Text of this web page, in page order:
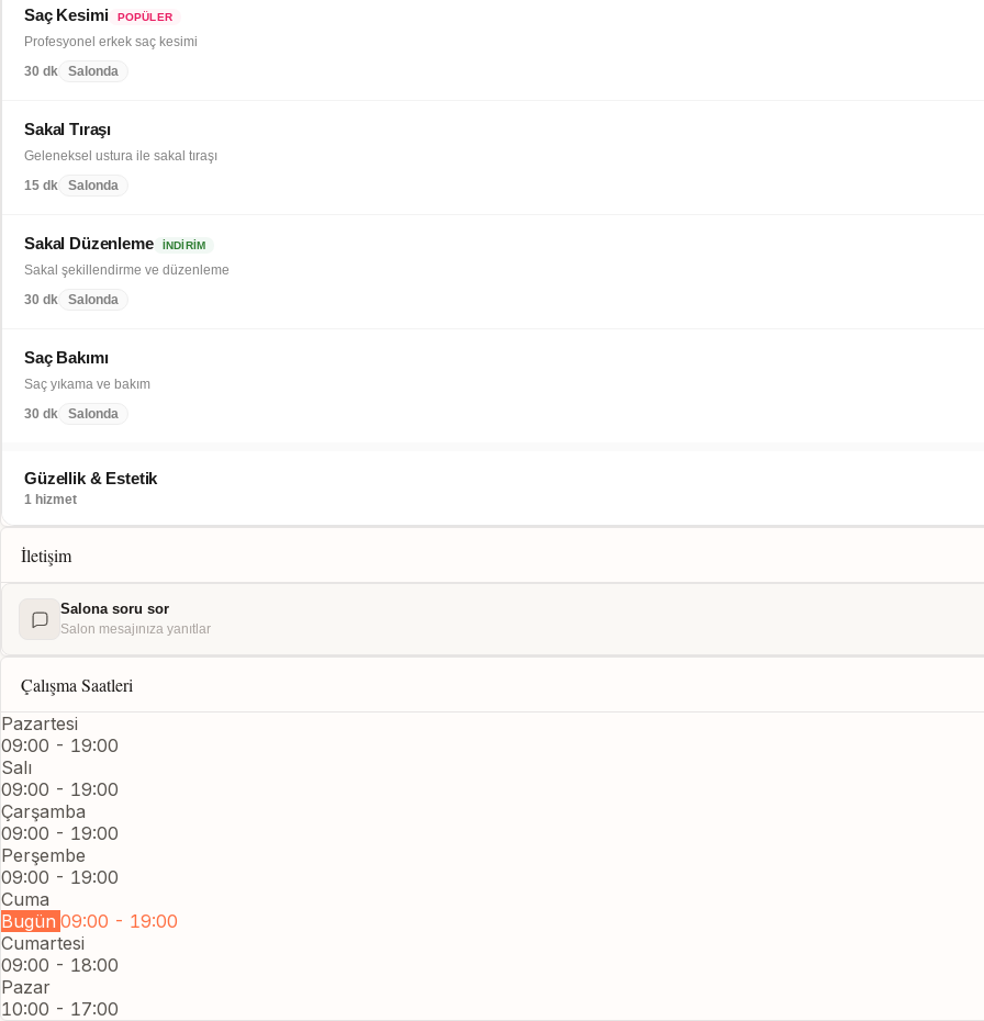
Saç Kesimi POPÜLER
Profesyonel erkek saç kesimi
30 dk
Salonda
Sakal Tıraşı
Geleneksel ustura ile sakal tıraşı
15 dk
Salonda
Sakal Düzenleme İNDIRIM
Sakal şekillendirme ve düzenleme
30 dk
Salonda
Saç Bakımı
Saç yıkama ve bakım
30 dk
Salonda
Güzellik & Estetik
1 hizmet
İletişim
Salona soru sor
Salon mesajınıza yanıtlar
Çalışma Saatleri
Pazartesi
09:00 - 19:00
Salı
09:00 - 19:00
Çarşamba
09:00 - 19:00
Perşembe
09:00 - 19:00
Cuma
Bugün 09:00 - 19:00
Cumartesi
09:00 - 18:00
Pazar
10:00 - 17:00